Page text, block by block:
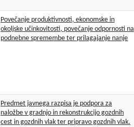
Povečanje produktivnosti, ekonomske in
okoljske učinkovitosti, povečanje odpornosti na
podnebne spremembe ter prilagajanje nanje
Predmet javnega razpisa je podpora za
naložbe v gradnjo in rekonstrukcijo gozdnih
cest in gozdnih vlak ter pripravo gozdnih vlak.